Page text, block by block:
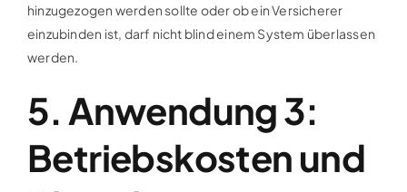
hinzugezogen werden sollte oder ob ein Versicherer
einzubinden ist, darf nicht blind einem System überlassen
werden.
5. Anwendung 3:
Betriebskosten und